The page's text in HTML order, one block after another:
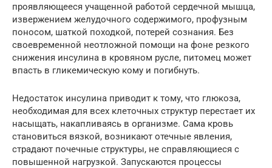
проявляющееся учащенной работой сердечной мышца,
извержением желудочного содержимого, профузным
поносом, шаткой походкой, потерей сознания. Без
своевременной неотложной помощи на фоне резкого
снижения инсулина в кровяном русле, питомец может
впасть в гликемическую кому и погибнуть.
Недостаток инсулина приводит к тому, что глюкоза,
необходимая для всех клеточных структур перестает их
насыщать, накапливаясь в организме. Сама кровь
становиться вязкой, возникают отечные явления,
страдают почечные структуры, не справляющиеся с
повышенной нагрузкой. Запускаются процессы